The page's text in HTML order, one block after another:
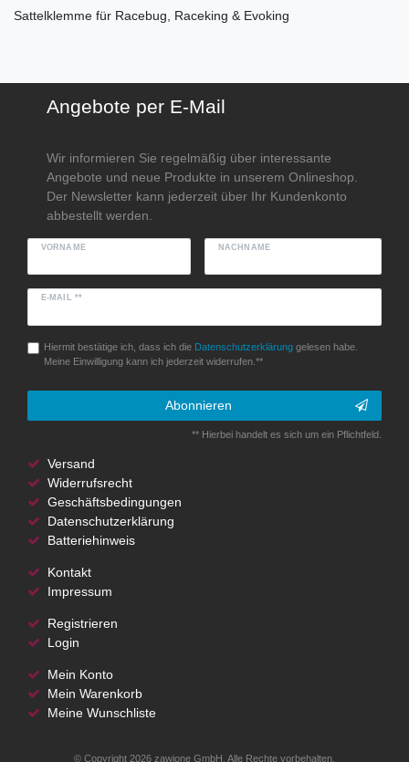
Sattelklemme für Racebug, Raceking & Evoking
Angebote per E-Mail
Wir informieren Sie regelmäßig über interessante
Angebote und neue Produkte in unserem Onlineshop.
Der Newsletter kann jederzeit über Ihr Kundenkonto
abbestellt werden.
VORNAME NACHNAME
E-MAIL **
Hiermit bestätige ich, dass ich die Daten­schutz­erklärunggelesen habe.
Meine Einwilligung kann ich jederzeit widerrufen.**
Abonnieren
** Hierbei handelt es sich um ein Pflichtfeld.
Versand
Widerrufsrecht
Geschäftsbedingungen
Datenschutzerklärung
Batteriehinweis
Kontakt
Impressum
Registrieren
Login
Mein Konto
Mein Warenkorb
Meine Wunschliste
© Copyright 2026 zawione GmbH. Alle Rechte vorbehalten.